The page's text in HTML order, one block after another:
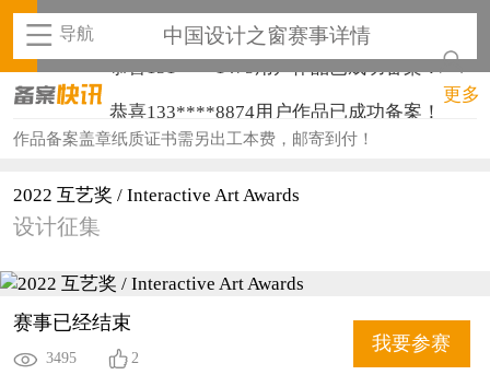
导航 中国设计之窗赛事详情
恭喜138****8638用户作品已成功备案！
恭喜133****9020用户作品已成功备案！
恭喜159****4930用户作品已成功备案！
恭喜150****6483用户作品已成功备案！
恭喜131****2473用户作品已成功备案！
更多
作品备案盖章纸质证书需另出工本费，邮寄到付！
2022 互艺奖 / Interactive Art Awards
设计征集
赛事已经结束
3495 2
我要参赛